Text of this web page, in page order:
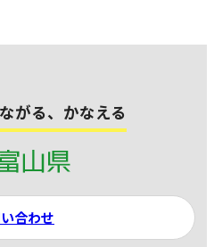
がる、かなえる
合わせ